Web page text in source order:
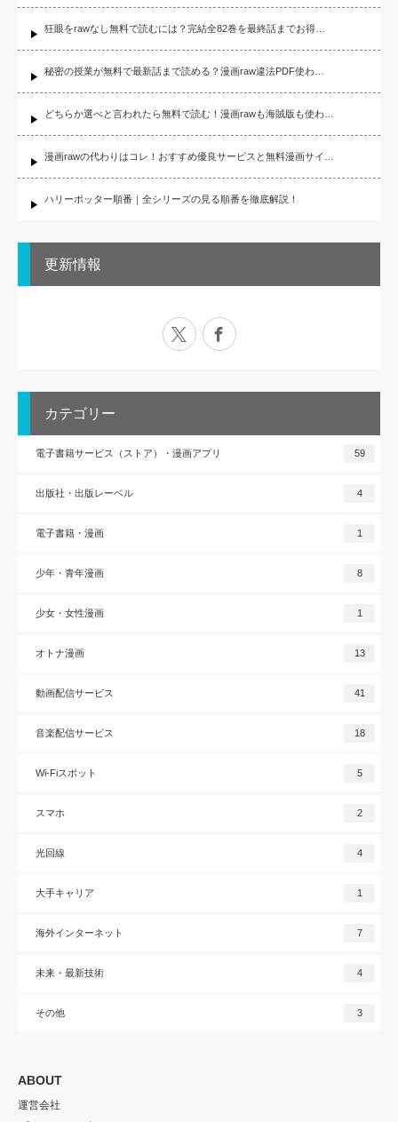
狂眼をrawなし無料で読むには？完結全82巻を最終話までお得…
秘密の授業が無料で最新話まで読める？漫画raw違法PDF使わ…
どちらか選べと言われたら無料で読む！漫画rawも海賊版も使わ…
漫画rawの代わりはコレ！おすすめ優良サービスと無料漫画サイ…
ハリーポッター順番｜全シリーズの見る順番を徹底解説！
更新情報
X Facebook
カテゴリー
電子書籍サービス（ストア）・漫画アプリ 59
出版社・出版レーベル 4
電子書籍・漫画 1
少年・青年漫画 8
少女・女性漫画 1
オトナ漫画 13
動画配信サービス 41
音楽配信サービス 18
Wi-Fiスポット 5
スマホ 2
光回線 4
大手キャリア 1
海外インターネット 7
未来・最新技術 4
その他 3
ABOUT
運営会社